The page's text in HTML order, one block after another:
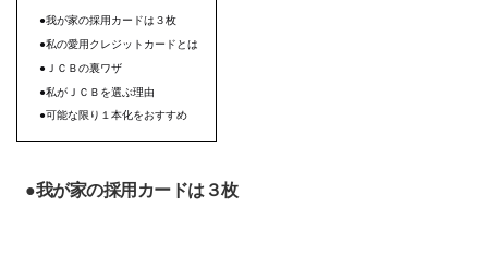
●我が家の採用カードは３枚
●私の愛用クレジットカードとは
●ＪＣＢの裏ワザ
●私がＪＣＢを選ぶ理由
●可能な限り１本化をおすすめ
●我が家の採用カードは３枚